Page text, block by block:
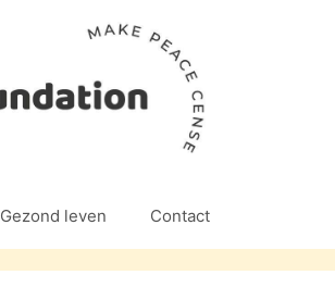
Gezond leven Contact